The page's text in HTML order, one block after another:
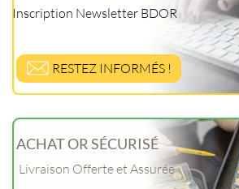
Inscription Newsletter BDOR
RESTEZ INFORMÉS !
ACHAT OR SÉCURISÉ
Livraison Offerte et Assurée